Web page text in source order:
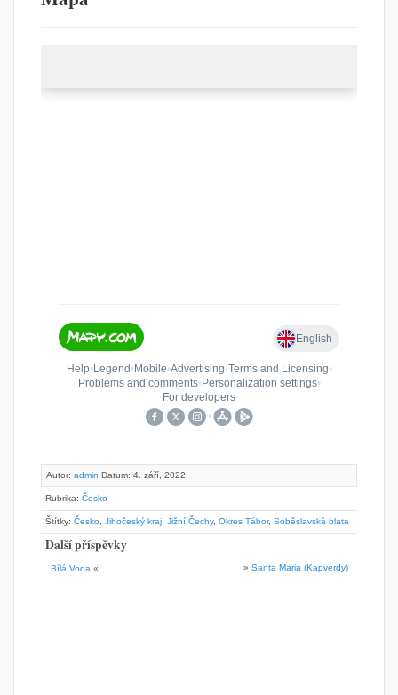
Autor: admin Datum: 4. září, 2022
Rubrika: Česko
Štítky: Česko Jihočeský kraj Jižní Čechy, Okres Tábor, Soběslavská blata
Další příspěvky
Bílá Voda « » Santa Maria (Kapverdy)